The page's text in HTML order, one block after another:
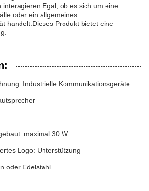
interagieren.Egal, ob es sich um eine
oder ein allgemeines
handelt.Dieses Produkt bietet eine
Industrielle Kommunikationsgeräte
maximal 30 W
Logo: Unterstützung
oder Edelstahl